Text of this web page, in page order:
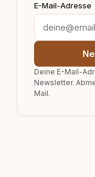
E-Mail-Adresse
Deine E-Mail-
Newsletter.
Mail.